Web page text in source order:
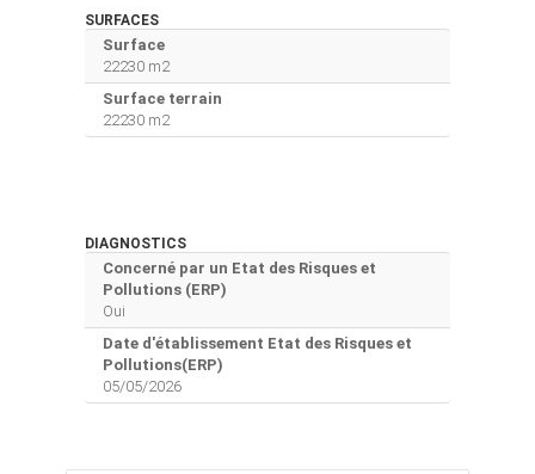
SURFACES
Surface
22230 m2
Surface terrain
22230 m2
DIAGNOSTICS
Concerné par un Etat des Risques et
Pollutions (ERP)
Oui
Date d'établissement Etat des Risques et
Pollutions(ERP)
05/05/2026